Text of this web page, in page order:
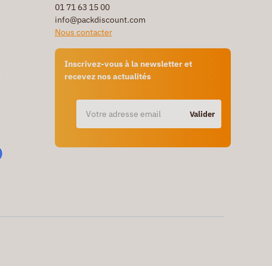
01 71 63 15 00
info@packdiscount.com
Nous contacter
Inscrivez-vous à la newsletter et
recevez nos actualités
Valider